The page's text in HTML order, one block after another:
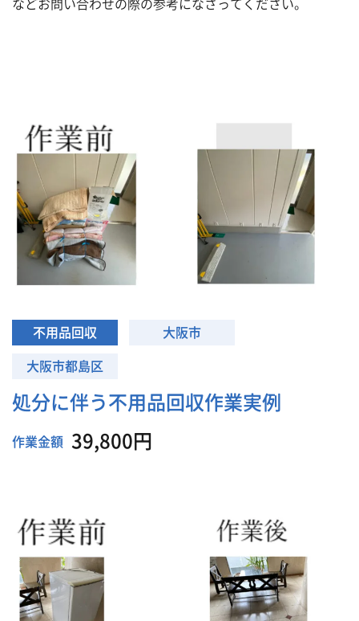
などお問い合わせの際の参考になさってください。
不用品回収 大阪市
大阪市都島区
処分に伴う不用品回収作業実例
作業金額 39,800円